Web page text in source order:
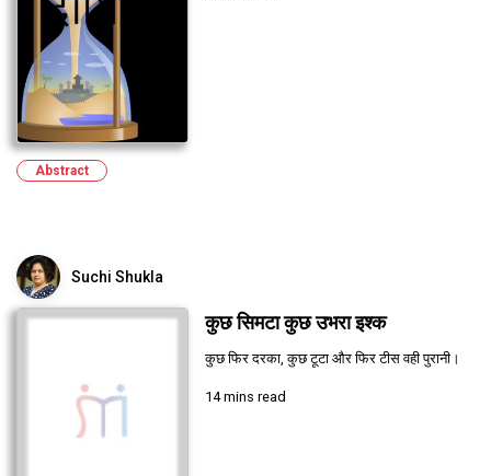
Abstract
Suchi Shukla
कुछ सिमटा कुछ उभरा इश्क
कुछ फिर दरका, कुछ टूटा और फिर टीस वही पुरानी।
14 mins read